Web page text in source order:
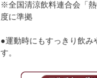
※全国清涼飲料連合会「
度に準拠
●運動時にもすっきり飲み
す。